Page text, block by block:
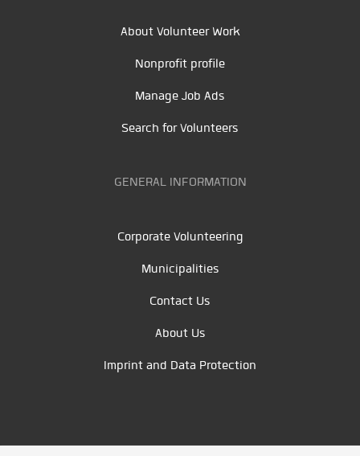
About Volunteer Work
Nonprofit profile
Manage Job Ads
Search for Volunteers
GENERAL INFORMATION
Corporate Volunteering
Municipalities
Contact Us
About Us
Imprint and Data Protection